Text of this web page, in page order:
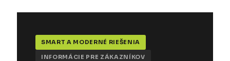
SMART A MODERNÉ RIEŠENIA
INFORMÁCIE PRE ZÁKAZNÍKOV